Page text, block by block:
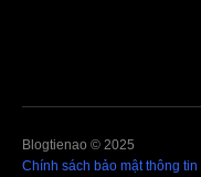
Blogtienao © 2025
Chính sách bảo mật thông tin